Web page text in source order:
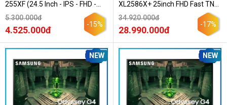
255XF (24.5 Inch - IPS - FHD -
300Hz - 0.5ms)
5.300.000đ
4.525.000đ
-15%
XL2586X+ 25inch FHD Fast TN
600Hz DyAc 2
34.920.000đ
28.990.000đ
-17%
NEW NEW